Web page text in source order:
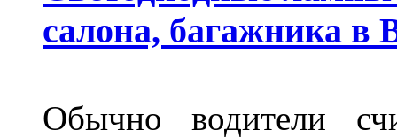
салона, багажника в
Обычно водители